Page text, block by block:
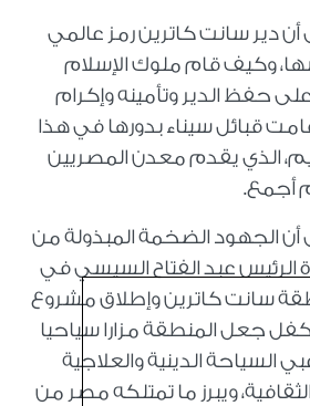
أن دير سانت كاترين رمز عالمي
وكيف قام ملوك الإسلام
على حفظ الدير وتأمينه وإكرام
قبائل سيناء بدورها في هذا
الذي يقدم معدن المصريين
أجمع.
أن الجهود الضخمة المبذولة من
الرئيس عبد الفتاح السيسي في
سانت كاترين وإطلاق مشروع
جعل المنطقة مزارا سياحيا
السياحة الدينية والعلاجية
ويبرز ما تمتلكه مصر من